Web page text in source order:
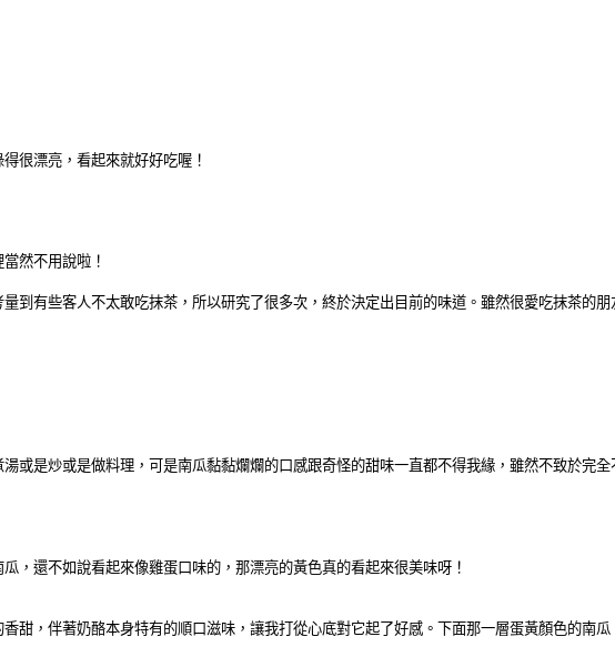
很漂亮，看起來就好好吃喔！
然不用說啦！
到有些客人不太敢吃抹茶，所以研究了很多次，終於決定出目前的味道。雖然很愛吃抹茶的
或是炒或是做料理，可是南瓜黏黏爛爛的口感跟奇怪的甜味一直都不得我緣，雖然不致於完
，還不如說看起來像雞蛋口味的，那漂亮的黃色真的看起來很美味呀！
甜，伴著奶酪本身特有的順口滋味，讓我打從心底對它起了好感。下面那一層蛋黃顏色的南